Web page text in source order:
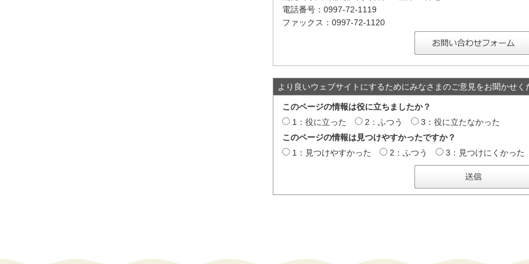
電話番号：0997-72-1119
ファックス：0997-72-1120
より良いウェブサイトにするためにみなさまのご意見をお聞かせく
このページの情報は役に立ちましたか？
1：役に立った
2：ふつう
3：役に立たなかった
このページの情報は見つけやすかったですか？
1：見つけやすかった
2：ふつう 3：見つけにくかった